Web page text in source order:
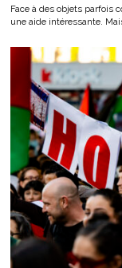
Face à des objets parfois
une aide intéressante.